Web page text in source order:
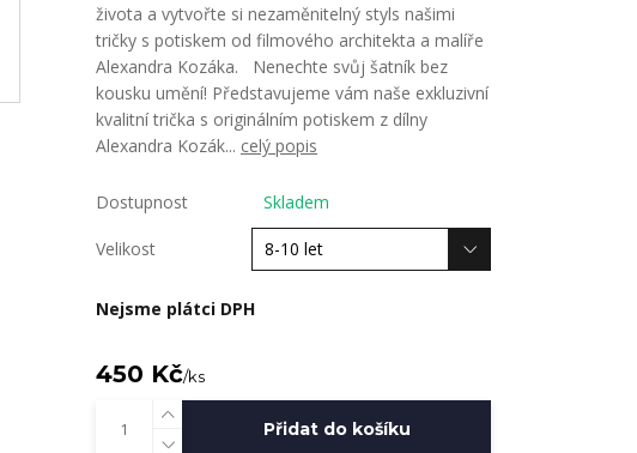
života a vytvořte si nezaměnitelný styls našimi
tričky s potiskem od filmového architekta a malíře
Alexandra Kozáka. Nenechte svůj šatník bez
kousku umění! Představujeme vám naše exkluzivní
kvalitní trička s originálním potiskem z dílny
Alexandra Kozák... celý popis
Dostupnost Skladem
Velikost
Nejsme plátci DPH
450 Kč/ks
Přidat do košíku